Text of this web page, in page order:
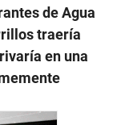
de Agua
traería
en una